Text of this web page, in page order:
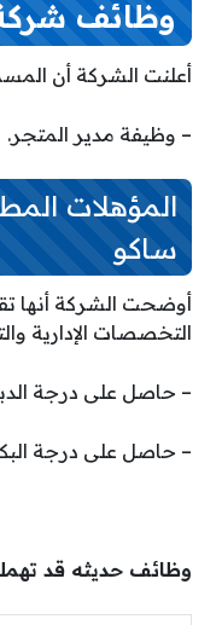
وظائف
أعلنت الشركة أن
– وظيفة مدير المتجر.
المؤهلات
ساكو
أوضحت الشركة أنها
التخصصات الإدارية
– حاصل على درجة
– حاصل على درجة
وظائف حديثه قد